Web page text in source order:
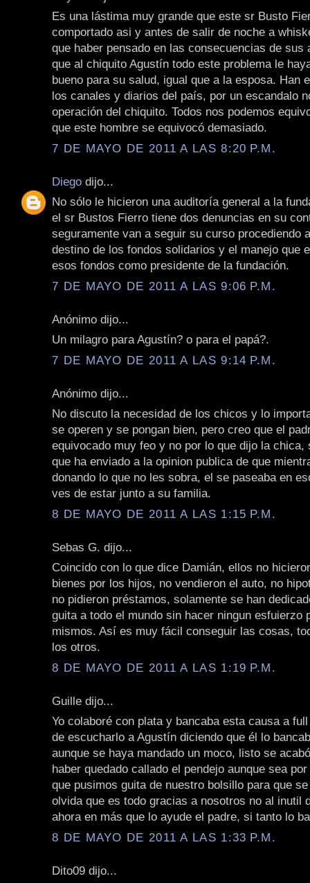
Es una lástima muy grande que este sr Busto
comportado asi y antes de salir de noche a
que haber pensado en las consecuencias de sus
que al chiquito Agustín todo este problema le
bueno para su salud, igual que a la esposa. Han
los canales y diarios del país, por un escandalo
operación del chiquito. Todos nos podemos
que este hombre se equivocó demasiado.
7 DE MAYO DE 2011 A LAS 8:20 P.M.
Diego dijo...
No sólo le hicieron una auditoría general a la
el sr Bustos Fierro tiene dos denuncias en su
seguramente van a seguir su curso procediendo
destino de los fondos solidarios y el manejo que
esos fondos como presidente de la fundación.
7 DE MAYO DE 2011 A LAS 9:06 P.M.
Anónimo dijo...
Un milagro para Agustín? o para el papá?.
7 DE MAYO DE 2011 A LAS 9:14 P.M.
Anónimo dijo...
No discuto la necesidad de los chicos y lo
se operen y se pongan bien, pero creo que el
equivocado muy feo y no por lo que dijo la chica,
que ha enviado a la opinion publica de que
donando lo que no les sobra, el se paseaba en
ves de estar junto a su familia.
8 DE MAYO DE 2011 A LAS 1:15 P.M.
Sebas G. dijo...
Coincido con lo que dice Damián, ellos no
bienes por los hijos, no vendieron el auto, no
no pidieron préstamos, solamente se han
guita a todo el mundo sin hacer ningun esfuierzo
mismos. Así es muy fácil conseguir las cosas,
los otros.
8 DE MAYO DE 2011 A LAS 1:19 P.M.
Guille dijo...
Yo colaboré con plata y bancaba esta causa a
de escucharlo a Agustín diciendo que él lo
aunque se haya mandado un moco, listo se
haber quedado callado el pendejo aunque sea
que pusimos guita de nuestro bolsillo para que
olvida que es todo gracias a nosotros no al inutil
ahora en más que lo ayude el padre, si tanto lo
8 DE MAYO DE 2011 A LAS 1:33 P.M.
Dito09 dijo...